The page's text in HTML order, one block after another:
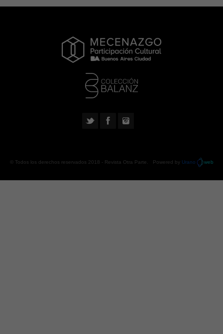
© Todos los derechos reservados 2018 - Revista Otra Parte . Powered by Urano web